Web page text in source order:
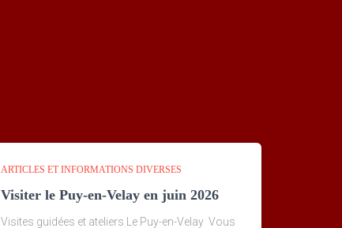
ARTICLES ET INFORMATIONS DIVERSES
Visiter le Puy-en-Velay en juin 2026
Visites guidées et ateliers Le Puy-en-Velay Vous